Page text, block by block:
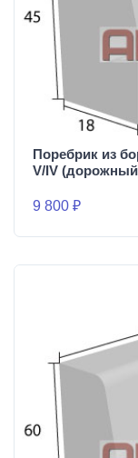
Поребрик из
V/IV
9 800 ₽